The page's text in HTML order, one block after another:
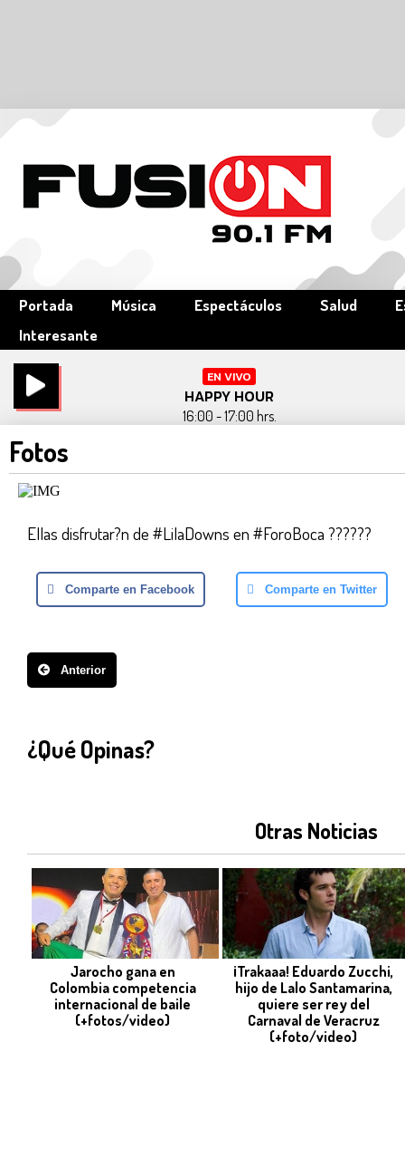
Portada Música Espectáculos Salud
Interesante
EN VIVO
HAPPY HOUR
16:00 - 17:00 hrs.
Fotos
Ellas disfrutar?n de #LilaDowns en #ForoBoca ??????
Comparte en Facebook Comparte en Twitter
Anterior
¿Qué Opinas?
Otras Noticias
Jarocho gana en
Colombia competencia
internacional de baile
(+fotos/video)
¡Trakaaa! Eduardo Zucchi,
hijo de Lalo Santamarina,
quiere ser rey del
Carnaval de Veracruz
(+foto/video)